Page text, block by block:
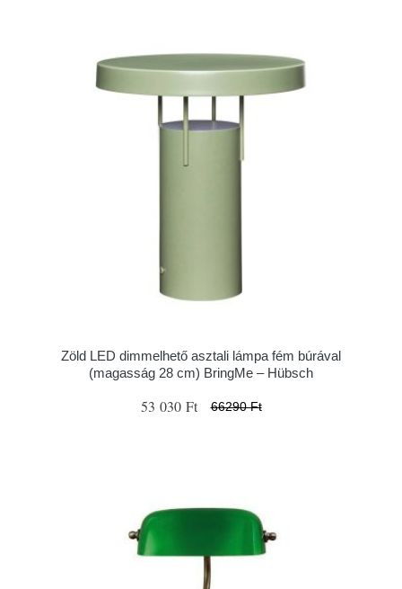
Zöld LED dimmelhető asztali lámpa fém búrával
(magasság 28 cm) BringMe – Hübsch
53 030 Ft 66290 Ft